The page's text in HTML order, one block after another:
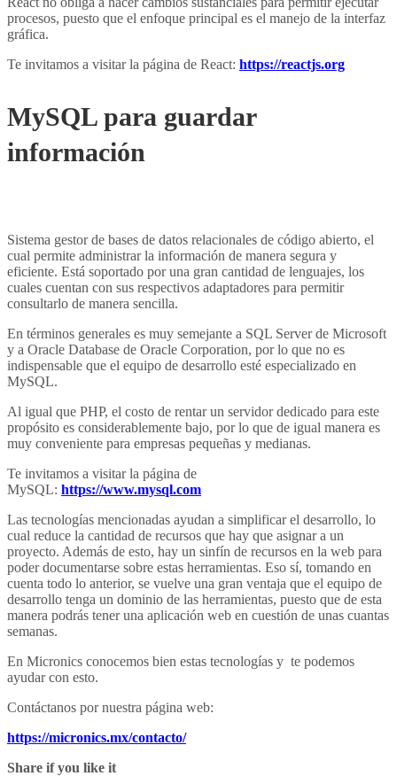
procesos, puesto que el enfoque principal es el manejo de la interfaz
gráfica.
Te invitamos a visitar la página de React: https://reactjs.org
MySQL para guardar
información
Sistema gestor de bases de datos relacionales de código abierto, el
cual permite administrar la información de manera segura y
eficiente. Está soportado por una gran cantidad de lenguajes, los
cuales cuentan con sus respectivos adaptadores para permitir
consultarlo de manera sencilla.
En términos generales es muy semejante a SQL Server de Microsoft
y a Oracle Database de Oracle Corporation, por lo que no es
indispensable que el equipo de desarrollo esté especializado en
MySQL.
Al igual que PHP, el costo de rentar un servidor dedicado para este
propósito es considerablemente bajo, por lo que de igual manera es
muy conveniente para empresas pequeñas y medianas.
Te invitamos a visitar la página de
MySQL: https://www.mysql.com
Las tecnologías mencionadas ayudan a simplificar el desarrollo, lo
cual reduce la cantidad de recursos que hay que asignar a un
proyecto. Además de esto, hay un sinfín de recursos en la web para
poder documentarse sobre estas herramientas. Eso sí, tomando en
cuenta todo lo anterior, se vuelve una gran ventaja que el equipo de
desarrollo tenga un dominio de las herramientas, puesto que de esta
manera podrás tener una aplicación web en cuestión de unas cuantas
semanas.
En Micronics conocemos bien estas tecnologías y te podemos
ayudar con esto.
Contáctanos por nuestra página web:
https://micronics.mx/contacto/
Share if you like it